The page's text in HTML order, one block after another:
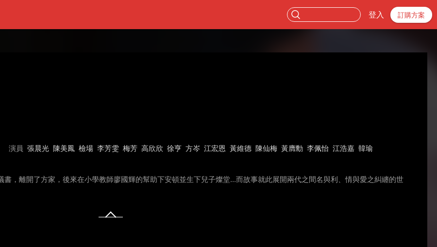
登入 訂購方案
演員 張晨光 陳美鳳 檢場 李芳雯 梅芳 高欣欣 徐亨 方岑 江宏恩 黃維德 陳仙梅 黃膺勳 李佩怡 江浩嘉 韓瑜
，離開了方家，後來在小學教師廖國輝的幫助下安頓並生下兒子燦堂...而故事就此展開兩代之間名與利、情與愛之糾纏的世